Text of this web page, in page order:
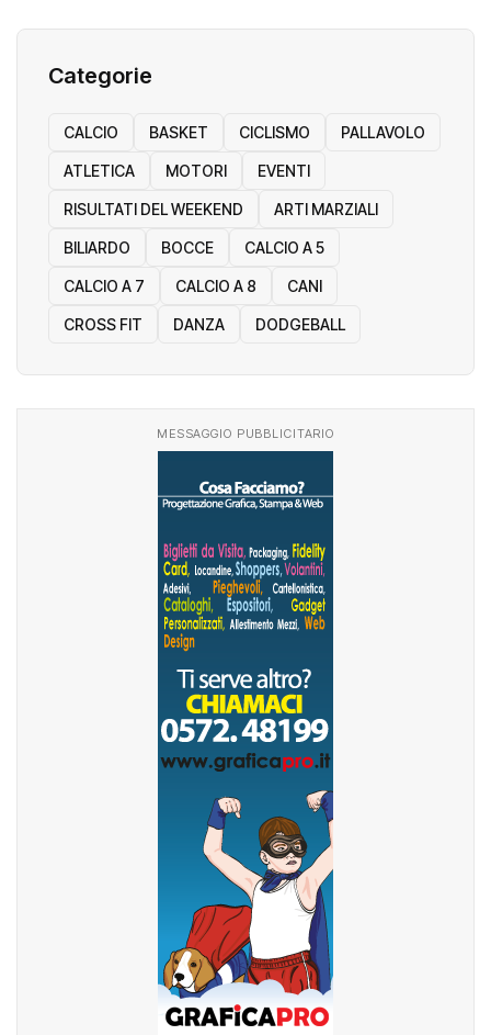
Categorie
CALCIO BASKET CICLISMO PALLAVOLO
ATLETICA MOTORI EVENTI
RISULTATI DEL WEEKEND ARTI MARZIALI
BILIARDO BOCCE CALCIO A 5
CALCIO A 7 CALCIO A 8 CANI
CROSS FIT DANZA DODGEBALL
MESSAGGIO PUBBLICITARIO